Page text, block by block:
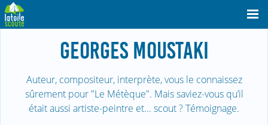
GEORGES MOUSTAKI
Auteur, compositeur, interprète, vous le connaissez
sûrement pour "Le Métèque". Mais saviez-vous qu’il
était aussi artiste-peintre et... scout ? Témoignage.